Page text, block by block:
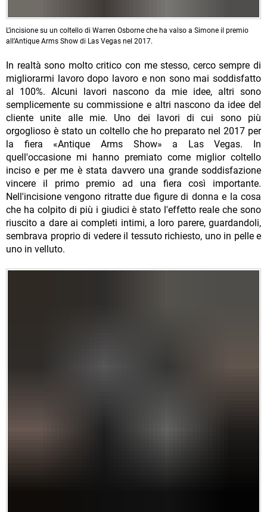
L’incisione su un coltello di Warren Osborne che ha valso a Simone il premio
all’Antique Arms Show di Las Vegas nel 2017.
In realtà sono molto critico con me stesso, cerco sempre di
migliorarmi lavoro dopo lavoro e non sono mai soddisfatto
al 100%. Alcuni lavori nascono da mie idee, altri sono
semplicemente su commissione e altri nascono da idee del
cliente unite alle mie. Uno dei lavori di cui sono più
orgoglioso è stato un coltello che ho preparato nel 2017 per
la fiera «Antique Arms Show» a Las Vegas. In
quell'occasione mi hanno premiato come miglior coltello
inciso e per me è stata davvero una grande soddisfazione
vincere il primo premio ad una fiera così importante.
Nell'incisione vengono ritratte due figure di donna e la cosa
che ha colpito di più i giudici è stato l'effetto reale che sono
riuscito a dare ai completi intimi, a loro parere, guardandoli,
sembrava proprio di vedere il tessuto richiesto, uno in pelle e
uno in velluto.